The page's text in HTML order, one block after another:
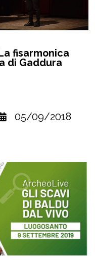
fisarmonica
di Gaddura
05/09/2018